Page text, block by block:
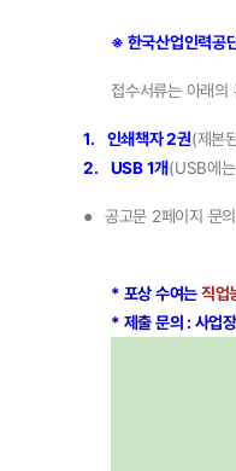
※ 한국산업인력공
접수서류는 아래
1. 인쇄책자 2권(제본
2.
USB 1개(USB에
● 공고문 2페이지 문
* 포상 수여는직업
* 제출 문의 : 사업